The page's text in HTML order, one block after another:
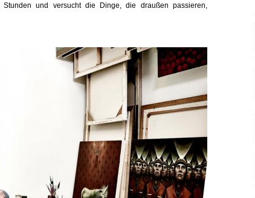
und versucht die Dinge, die draußen passieren,